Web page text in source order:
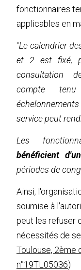
fonctionnaires
applicables en
"Le calendrier
et 2 est fixé,
consultation
compte
service peut
Les
bénéficient
périodes de
Ainsi,
soumise à
peut les refuser
nécessités de
Toulouse, 2ème
n°19TL05036)